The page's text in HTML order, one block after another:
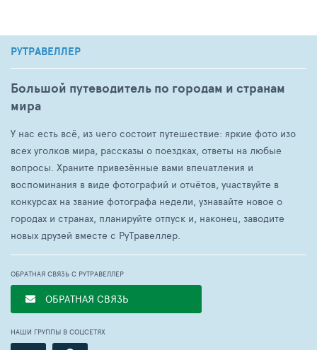
РУТРАВЕЛЛЕР
Большой путеводитель по городам и странам
мира
У нас есть всё, из чего состоит путешествие: яркие фото изо
всех уголков мира, рассказы о поездках, ответы на любые
вопросы. Храните привезённые вами впечатления и
воспоминания в виде фотографий и отчётов, участвуйте в
конкурсах на звание фотографа недели, узнавайте новое о
городах и странах, планируйте отпуск и, наконец, заводите
новых друзей вместе с РуТравеллер.
ОБРАТНАЯ СВЯЗЬ С РУТРАВЕЛЛЕР
ОБРАТНАЯ СВЯЗЬ
НАШИ ГРУППЫ В СОЦСЕТЯХ